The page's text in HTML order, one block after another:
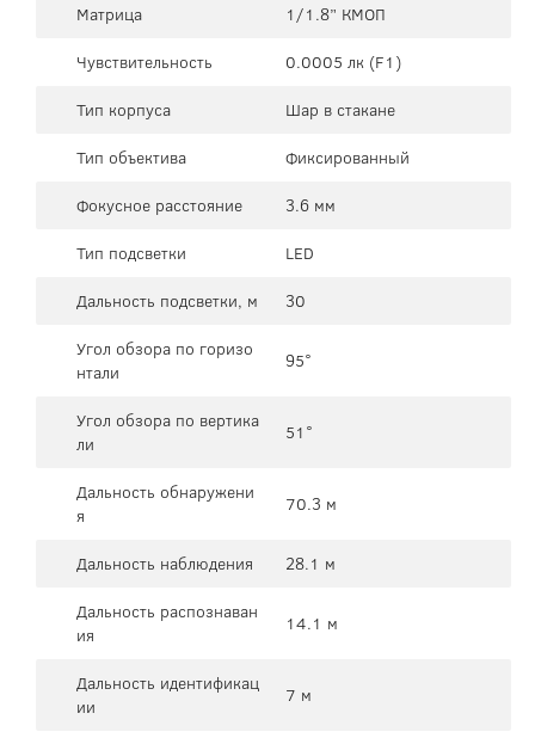
Матрица
1/1.8” КМОП
Чувствительность
0.0005 лк (F1)
Тип корпуса
Шар в стакане
Тип объектива
Фиксированный
Фокусное расстояние
3.6 мм
Тип подсветки
LED
Дальность подсветки, м
30
Угол обзора по горизо
нтали
95°
Угол обзора по вертика
ли
51°
Дальность обнаружени
я
70.3 м
Дальность наблюдения
28.1 м
Дальность распознаван
ия
14.1 м
Дальность идентификац
ии
7 м